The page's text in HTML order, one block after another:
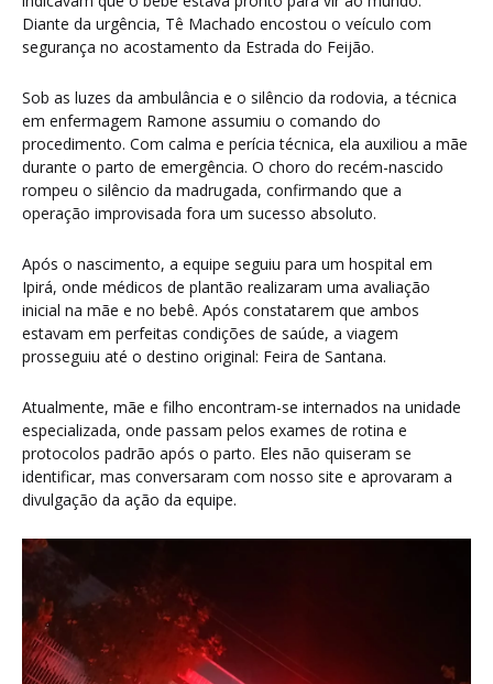
Diante da urgência, Tê Machado encostou o veículo com
segurança no acostamento da Estrada do Feijão.
Sob as luzes da ambulância e o silêncio da rodovia, a técnica
em enfermagem Ramone assumiu o comando do
procedimento. Com calma e perícia técnica, ela auxiliou a mãe
durante o parto de emergência. O choro do recém-nascido
rompeu o silêncio da madrugada, confirmando que a
operação improvisada fora um sucesso absoluto.
Após o nascimento, a equipe seguiu para um hospital em
Ipirá, onde médicos de plantão realizaram uma avaliação
inicial na mãe e no bebê. Após constatarem que ambos
estavam em perfeitas condições de saúde, a viagem
prosseguiu até o destino original: Feira de Santana.
Atualmente, mãe e filho encontram-se internados na unidade
especializada, onde passam pelos exames de rotina e
protocolos padrão após o parto. Eles não quiseram se
identificar, mas conversaram com nosso site e aprovaram a
divulgação da ação da equipe.